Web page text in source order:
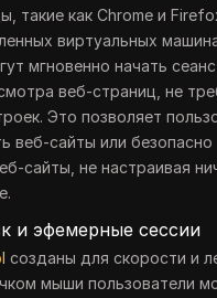
такие как Chrome и
виртуальных
мгновенно начать сеанс
веб-страниц, не
Это позволяет
веб-сайты или безопасно
сайты, не настраивая
и эфемерные сессии
созданы для скорости и
мыши пользователи